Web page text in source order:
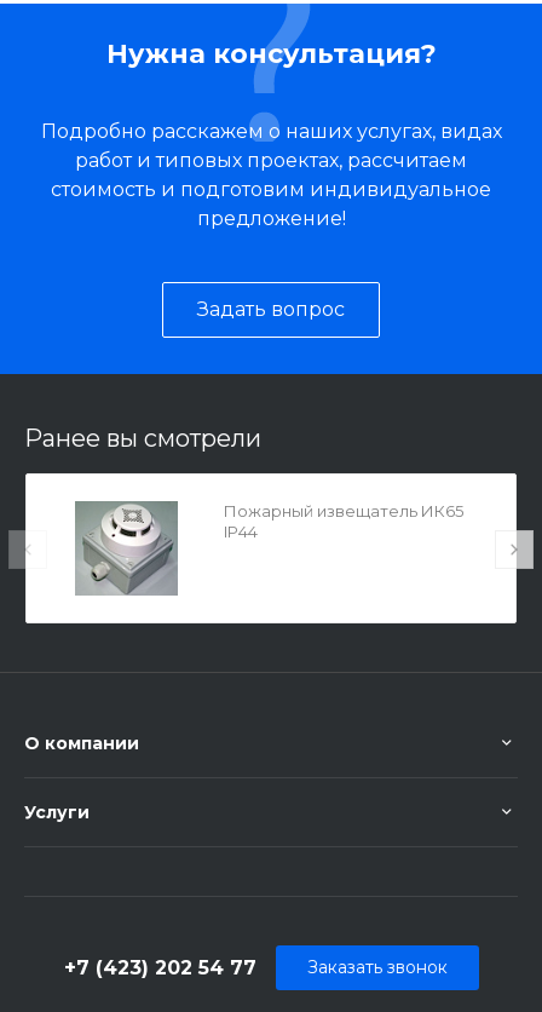
Нужна консультация?
Подробно расскажем о наших услугах, видах
работ и типовых проектах, рассчитаем
стоимость и подготовим индивидуальное
предложение!
Задать вопрос
Ранее вы смотрели
Пожарный извещатель ИК65
IP44
О компании
Услуги
+7 (423) 202 54 77 Заказать звонок